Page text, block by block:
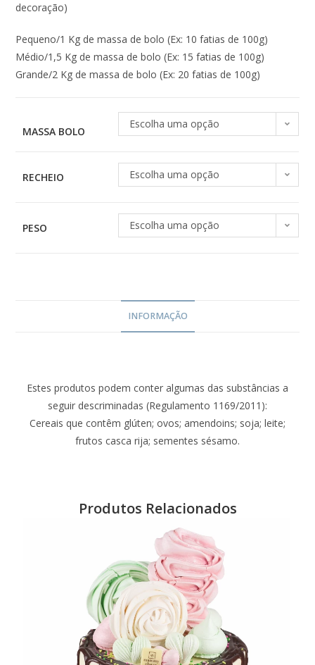
decoração)
Pequeno/1 Kg de massa de bolo (Ex: 10 fatias de 100g)
Médio/1,5 Kg de massa de bolo (Ex: 15 fatias de 100g)
Grande/2 Kg de massa de bolo (Ex: 20 fatias de 100g)
MASSA BOLO
Escolha uma opção
RECHEIO Escolha uma opção
PESO Escolha uma opção
INFORMAÇÃO
Estes produtos podem conter algumas das substâncias a
seguir descriminadas (Regulamento 1169/2011):
Cereais que contêm glúten; ovos; amendoins; soja; leite;
frutos casca rija; sementes sésamo.
Produtos Relacionados